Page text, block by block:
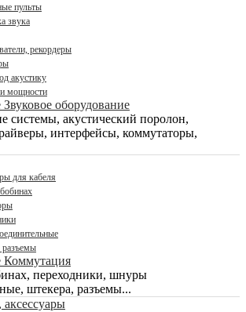
пульты
звука
рекордеры
акустику
мощности
Звуковое оборудование
системы, акустический поролон,
интерфейсы, коммутаторы,
для кабеля
Коммутация
переходники, шнуры
штекера, разъемы...